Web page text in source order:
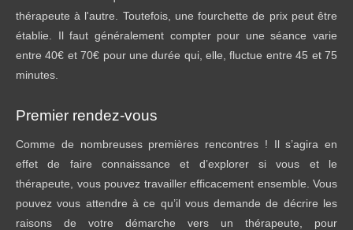
thérapeute à l'autre. Toutefois, une fourchette de prix peut être
établie. Il faut généralement compter pour une séance varie
entre 40€ et 70€ pour une durée qui, elle, fluctue entre 45 et 75
minutes.
Premier rendez-vous
Comme de nombreuses premières rencontres ! Il s’agira en
effet de faire connaissance et d’explorer si vous et le
thérapeute, vous pouvez travailler efficacement ensemble. Vous
pouvez vous attendre à ce qu’il vous demande de décrire les
raisons de votre démarche vers un thérapeute, pour